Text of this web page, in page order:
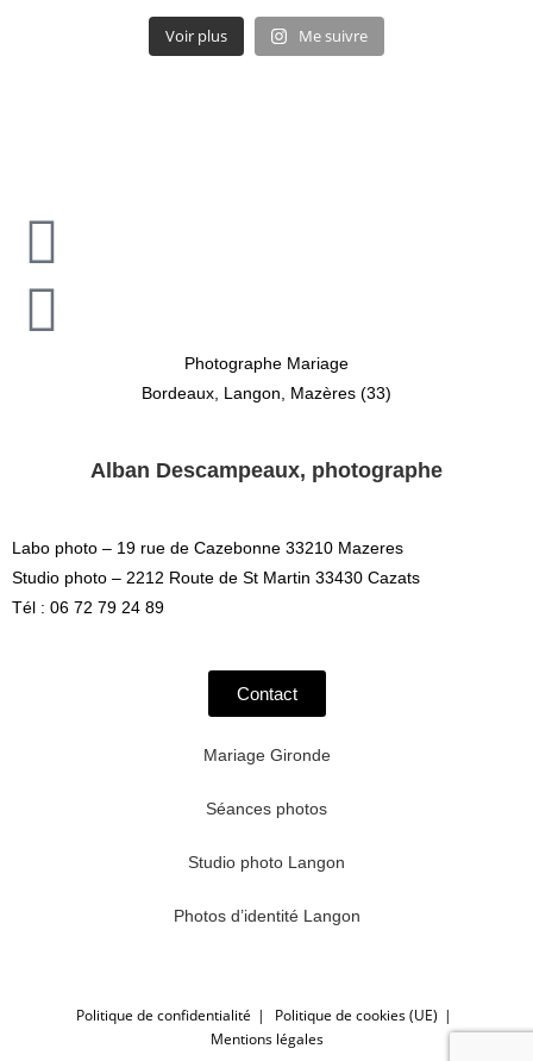
Voir plus Me suivre
Photographe Mariage
Bordeaux, Langon, Mazères (33)
Alban Descampeaux, photographe
Labo photo – 19 rue de Cazebonne 33210 Mazeres
Studio photo – 2212 Route de St Martin 33430 Cazats
Tél : 06 72 79 24 89
Contact
Mariage Gironde
Séances photos
Studio photo Langon
Photos d’identité Langon
Politique de confidentialité
Politique de cookies (UE)
Mentions légales